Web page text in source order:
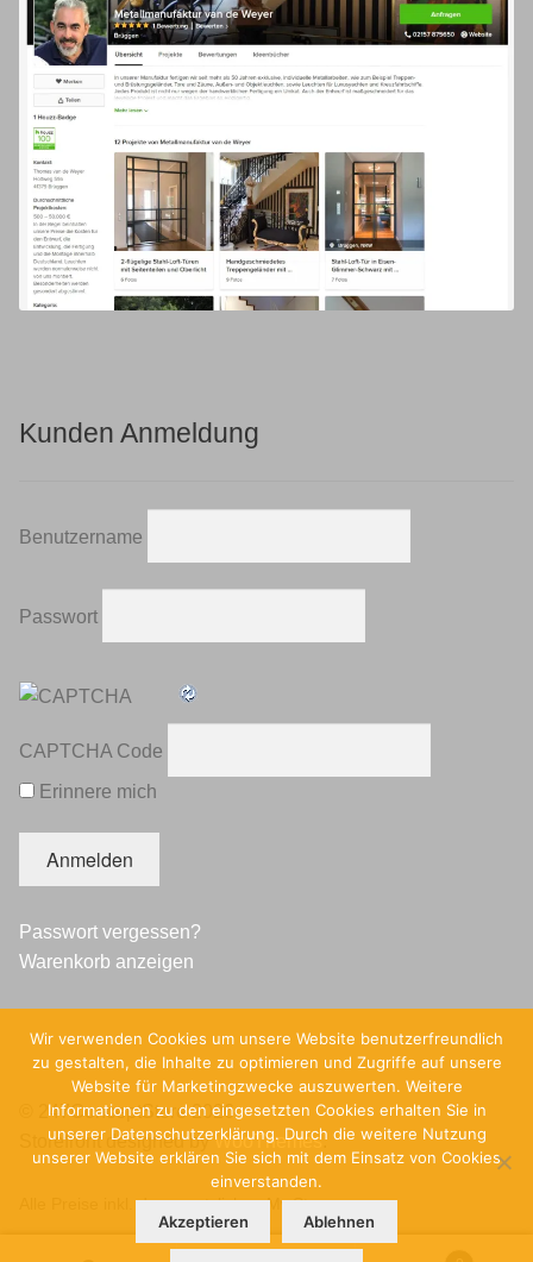
Kunden Anmeldung
Benutzername
Passwort
CAPTCHA Code
Erinnere mich
Passwort vergessen?
Warenkorb anzeigen
© 247ConceptStore 2026
Storefront designed byWooThemes.
Alle Preise inkl. der gesetzlichen MwSt.
Wir verwenden Cookies um unsere Website benutzerfreundlich
zu gestalten, die Inhalte zu optimieren und Zugriffe auf unsere
Website für Marketingzwecke auszuwerten. Weitere
Informationen zu den eingesetzten Cookies erhalten Sie in
unserer Datenschutzerklärung. Durch die weitere Nutzung
unserer Website erklären Sie sich mit dem Einsatz von Cookies
einverstanden.
Akzeptieren Ablehnen